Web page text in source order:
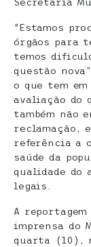
“Estamos
órgãos para
temos
questão
o que tem
avaliação do
também não
reclamação,
referência a
saúde da
qualidade do
legais.
A
imprensa do
quarta (10),